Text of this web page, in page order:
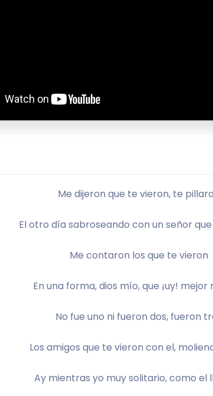
Me dijeron que te vieron, te
El otro día sabroseando con un señor
Me contaron los que te vieron
En una forma, dios mío, que ¡uy! mejor
No fue uno ni fueron dos, fueron
Los amigos que te vieron con el,
Ay mientras yo muy solitario, como el